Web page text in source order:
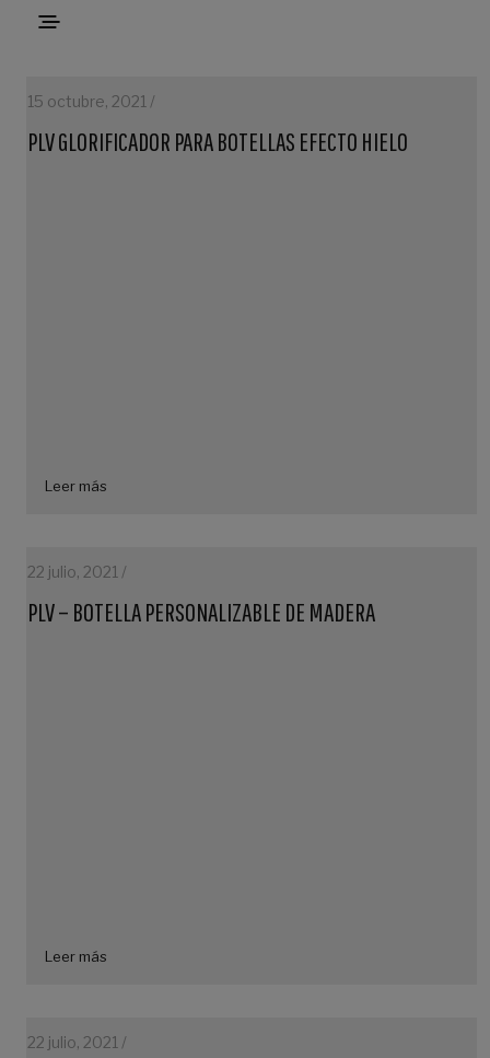
15 octubre, 2021 /
PLV GLORIFICADOR PARA BOTELLAS EFECTO HIELO
Leer más
22 julio, 2021 /
PLV – BOTELLA PERSONALIZABLE DE MADERA
Leer más
22 julio, 2021 /